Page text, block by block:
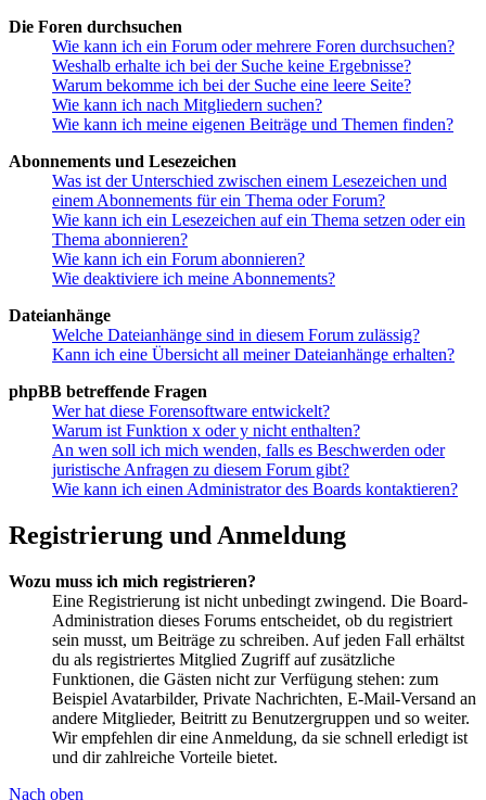
Die Foren durchsuchen
Wie kann ich ein Forum oder mehrere Foren durchsuchen?
Weshalb erhalte ich bei der Suche keine Ergebnisse?
Warum bekomme ich bei der Suche eine leere Seite?
Wie kann ich nach Mitgliedern suchen?
Wie kann ich meine eigenen Beiträge und Themen finden?
Abonnements und Lesezeichen
Was ist der Unterschied zwischen einem Lesezeichen und
einem Abonnements für ein Thema oder Forum?
Wie kann ich ein Lesezeichen auf ein Thema setzen oder ein
Thema abonnieren?
Wie kann ich ein Forum abonnieren?
Wie deaktiviere ich meine Abonnements?
Dateianhänge
Welche Dateianhänge sind in diesem Forum zulässig?
Kann ich eine Übersicht all meiner Dateianhänge erhalten?
phpBB betreffende Fragen
Wer hat diese Forensoftware entwickelt?
Warum ist Funktion x oder y nicht enthalten?
An wen soll ich mich wenden, falls es Beschwerden oder
juristische Anfragen zu diesem Forum gibt?
Wie kann ich einen Administrator des Boards kontaktieren?
Registrierung und Anmeldung
Wozu muss ich mich registrieren?
Eine Registrierung ist nicht unbedingt zwingend. Die Board-
Administration dieses Forums entscheidet, ob du registriert
sein musst, um Beiträge zu schreiben. Auf jeden Fall erhältst
du als registriertes Mitglied Zugriff auf zusätzliche
Funktionen, die Gästen nicht zur Verfügung stehen: zum
Beispiel Avatarbilder, Private Nachrichten, E-Mail-Versand an
andere Mitglieder, Beitritt zu Benutzergruppen und so weiter.
Wir empfehlen dir eine Anmeldung, da sie schnell erledigt ist
und dir zahlreiche Vorteile bietet.
Nach oben